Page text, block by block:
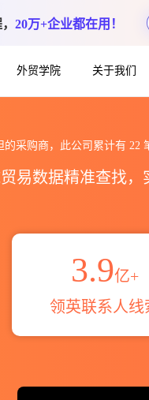
20万+企业都在用！
外贸学院 关于我们
的采购商，此公司累计有 22
易数据精准查找
3.9亿+
领英联系人线